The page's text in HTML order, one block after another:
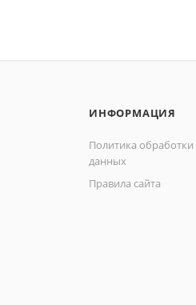
ИНФОРМАЦИЯ
Политика
данных
Правила сайта